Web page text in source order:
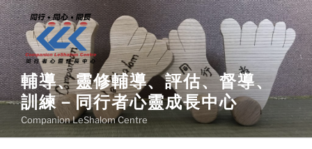
Skip
to
content
輔導、靈修輔導、評估、督導、
訓練－同行者心靈成長中心
Companion LeShalom Centre